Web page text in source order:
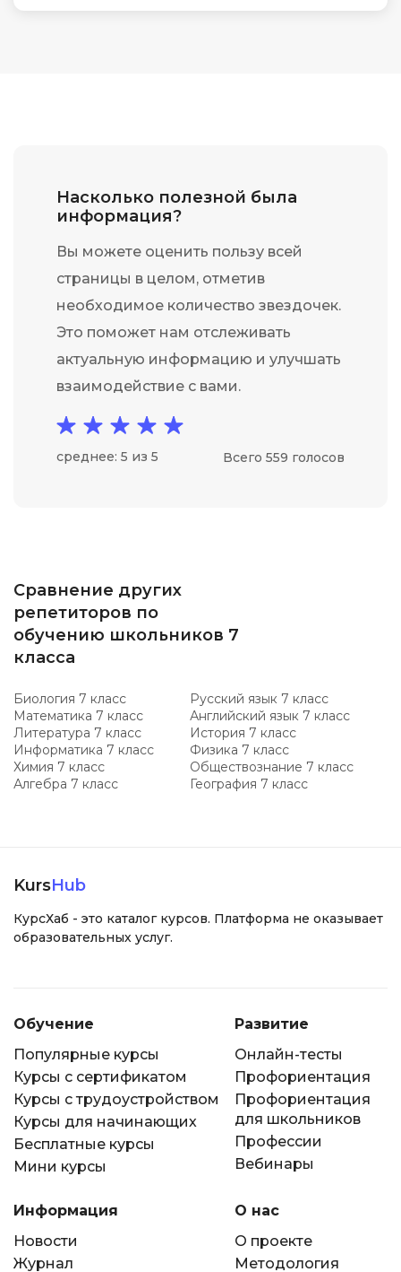
Насколько полезной была
информация?
Вы можете оценить пользу всей
страницы в целом, отметив
необходимое количество звездочек.
Это поможет нам отслеживать
актуальную информацию и улучшать
взаимодействие с вами.
среднее: 5 из 5 Всего 559 голосов
Сравнение других
репетиторов по
обучению школьников 7
класса
Биология 7 класс
Русский язык 7 класс
Математика 7 класс
Английский язык 7 класс
Литература 7 класс
История 7 класс
Информатика 7 класс
Физика 7 класс
Химия 7 класс
Обществознание 7 класс
Алгебра 7 класс
География 7 класс
KursHub
КурсХаб - это каталог курсов. Платформа не оказывает
образовательных услуг.
Обучение
Популярные курсы
Курсы с сертификатом
Курсы с трудоустройством
Курсы для начинающих
Бесплатные курсы
Мини курсы
Развитие
Онлайн-тесты
Профориентация
Профориентация
для школьников
Профессии
Вебинары
Информация
Новости
Журнал
О нас
О проекте
Методология